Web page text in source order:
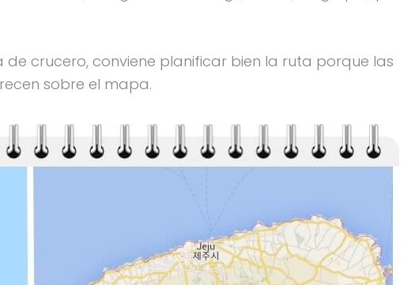
de crucero, conviene planificar bien la ruta porque las
sobre el mapa.